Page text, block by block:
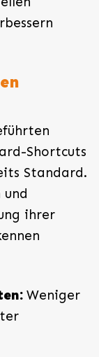
Shortcuts
Standard.
ihrer
Weniger